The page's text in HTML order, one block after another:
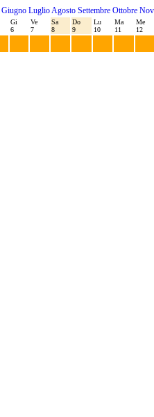
Giugno LuglioAgosto Settembre Ottobre
Gi
6
Ve
7
Sa
8
Do
9
Lu
10
Ma
11
Me
12